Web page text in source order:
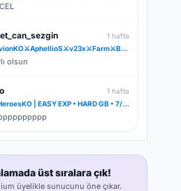
1 hafta
RavionKO⚔️AphellioS⚔️v23x⚔️Farm⚔️BETA 26.07.2026 [21:00] ⚔️OFFİCAL 31.07.2026 [21:00]⚔️Bakiye Ödüllü
olsun
1 hafta
⚔️ HeroesKO | EASY EXP • HARD GB • 7/24 CR • FARM & PK ⚔️
üst sıralara çık!
üyelikle sunucunu öne çıkar.